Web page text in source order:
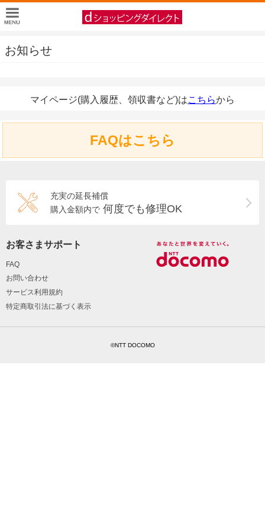
お知らせ
マイページ(購入履歴、領収書など)はこちらから
FAQはこちら
充実の延長補償
購入金額内で 何度でも修理OK
お客さまサポート
FAQ
お問い合わせ
サービス利用規約
特定商取引法に基づく表示
©NTT DOCOMO